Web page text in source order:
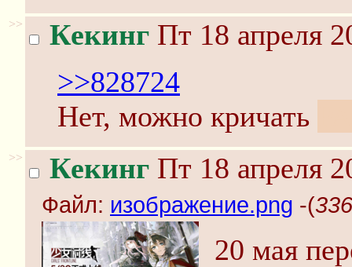
>> Кекинг Пт 18 апреля
>>828724
Нет, можно кричать
>> Кекинг Пт 18 апреля
Файл: изображение.png -(
20 мая